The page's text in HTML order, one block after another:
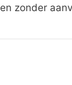
zonder